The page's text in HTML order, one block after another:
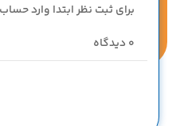
برای ثبت نظر ابتدا وارد
0 دیدگاه